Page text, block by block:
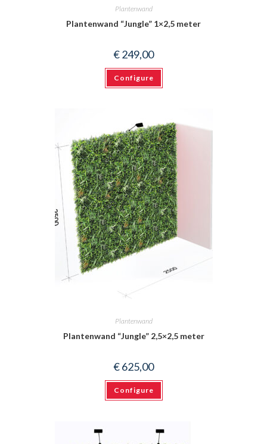
Plantenwand
Plantenwand “Jungle” 1×2,5 meter
€249,00
Configure
Plantenwand
Plantenwand “Jungle” 2,5×2,5 meter
€625,00
Configure